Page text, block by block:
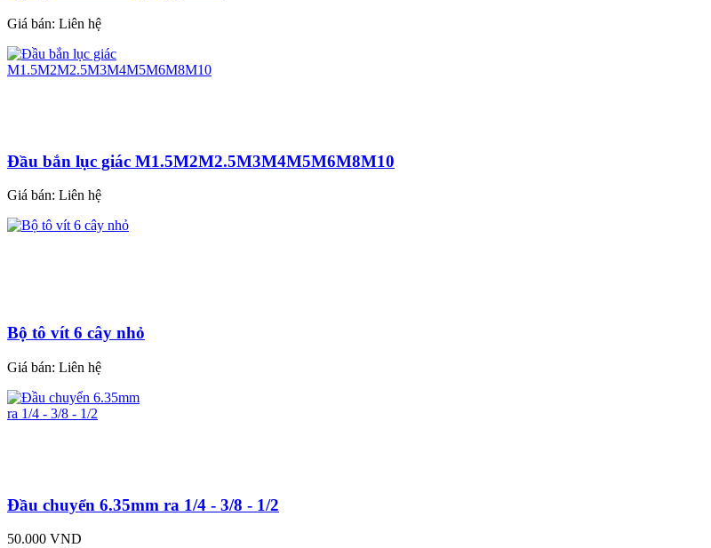
Giá bán: Liên hệ
Đầu bắn lục giác M1.5M2M2.5M3M4M5M6M8M10
Giá bán: Liên hệ
Bộ tô vít 6 cây nhỏ
Giá bán: Liên hệ
Đầu chuyển 6.35mm ra 1/4 - 3/8 - 1/2
50.000 VND